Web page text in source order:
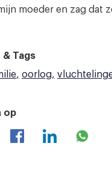
moeder en zag dat
Tags
oorlog
op